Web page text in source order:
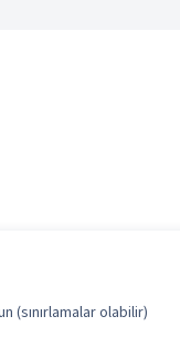
(sınırlamalar olabilir)